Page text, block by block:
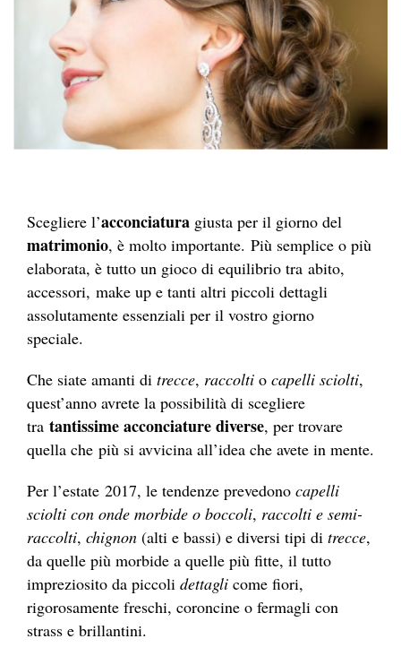
Scegliere l’acconciatura giusta per il giorno del
matrimonio, è molto importante. Più semplice o più
elaborata, è tutto un gioco di equilibrio tra abito,
accessori, make up e tanti altri piccoli dettagli
assolutamente essenziali per il vostro giorno
speciale.
Che siate amanti di trecce, raccolti o capelli sciolti,
quest’anno avrete la possibilità di scegliere
tra tantissime acconciature diverse, per trovare
quella che più si avvicina all’idea che avete in mente.
Per l’estate 2017, le tendenze prevedono capelli
sciolti con onde morbide o boccoli, raccolti e semi-
raccolti, chignon (alti e bassi) e diversi tipi di trecce,
da quelle più morbide a quelle più fitte, il tutto
impreziosito da piccoli dettagli come fiori,
rigorosamente freschi, coroncine o fermagli con
strass e brillantini.